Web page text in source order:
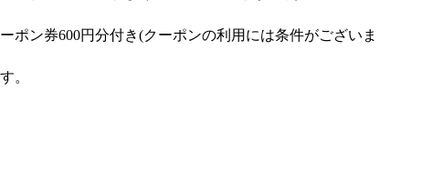
ン券600円分付き(クーポンの利用には条件がございま
。